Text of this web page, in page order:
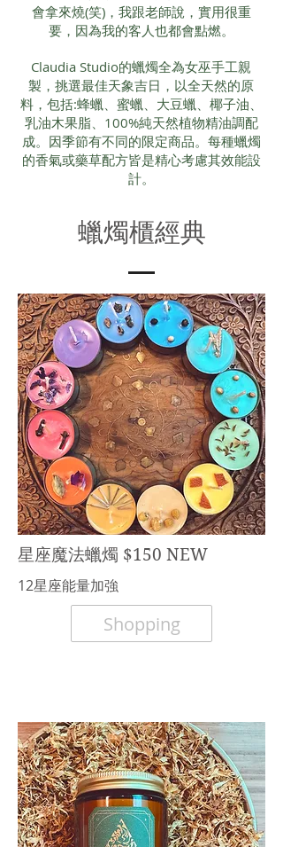
會拿來燒(笑)，我跟老師說，實用很重
要，因為我的客人也都會點燃。
Claudia Studio的蠟燭全為女巫手工親
製，挑選最佳天象吉日，以全天然的原
料，包括:蜂蠟、蜜蠟、大豆蠟、椰子油、
乳油木果脂、100%純天然植物精油調配
成。因季節有不同的限定商品。每種蠟燭
的香氣或藥草配方皆是精心考慮其效能設
計。
​蠟燭櫃經典
星座魔法蠟燭 $150 NEW
​12星座能量加強
Shopping